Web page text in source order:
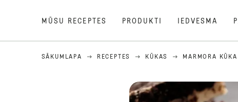
MŪSU RECEPTES PRODUKTI IEDVESMA
SĀKUMLAPA RECEPTES KŪKAS MARMORA KŪKA